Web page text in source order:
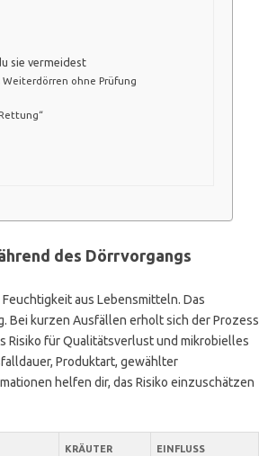
sie vermeidest
ohne Prüfung
des Dörrvorgangs
aus Lebensmitteln. Das
Bei kurzen Ausfällen erholt sich der Prozess
Risiko für Qualitätsverlust und mikrobielles
Produktart, gewählter
helfen dir, das Risiko einzuschätzen
KRÄUTER
EINFLUSS